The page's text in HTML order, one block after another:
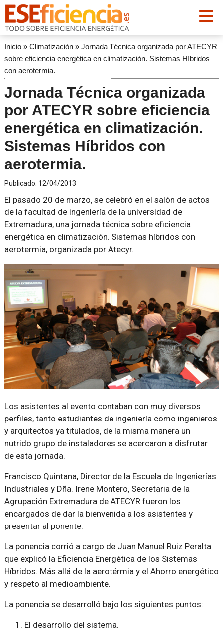
Inicio» Climatización» Jornada Técnica organizada por ATECYR
sobre eficiencia energética en climatización. Sistemas Híbridos
con aerotermia.
Jornada Técnica organizada
por ATECYR sobre eficiencia
energética en climatización.
Sistemas Híbridos con
aerotermia.
Publicado: 12/04/2013
El pasado 20 de marzo, se celebró en el salón de actos
de la facultad de ingeniería de la universidad de
Extremadura, una jornada técnica sobre eficiencia
energética en climatización. Sistemas híbridos con
aerotermia, organizada por Atecyr.
Los asistentes al evento contaban con muy diversos
perfiles, tanto estudiantes de ingeniería como ingenieros
y arquitectos ya titulados, de la misma manera un
nutrido grupo de instaladores se acercaron a disfrutar
de esta jornada.
Francisco Quintana, Director de la Escuela de Ingenierías
Industriales y Dña. Irene Montero, Secretaria de la
Agrupación Extremadura de ATECYR fueron los
encargados de dar la bienvenida a los asistentes y
presentar al ponente.
La ponencia corrió a cargo de Juan Manuel Ruiz Peralta
que explicó la Eficiencia Energética de los Sistemas
Híbridos. Más allá de la aerotérmia y el Ahorro energético
y respeto al medioambiente.
La ponencia se desarrolló bajo los siguientes puntos:
El desarrollo del sistema.